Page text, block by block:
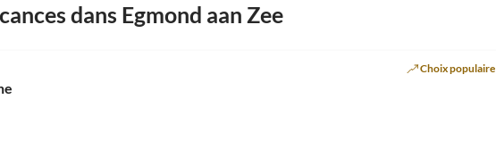
dans Egmond aan Zee
Choix populaire